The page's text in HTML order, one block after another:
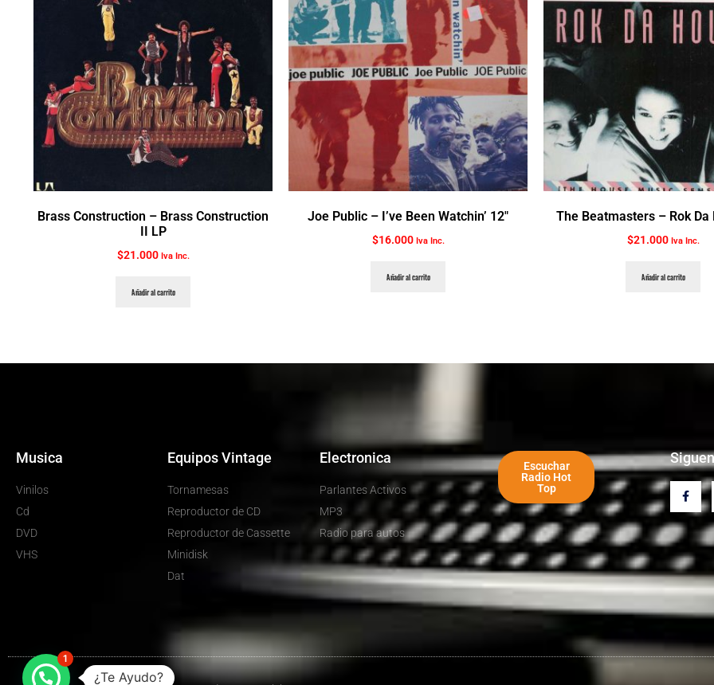
Brass Construction ‎– Brass Construction
II LP
$21.000 Iva Inc.
Añadir al carrito
Joe Public ‎– I’ve Been Watchin’ 12″
$16.000 Iva Inc.
Añadir al carrito
The Beatmasters ‎– Rok Da
$21.000 Iva Inc.
Añadir al carrito
Musica
Vinilos
Cd
DVD
VHS
Equipos Vintage
Tornamesas
Reproductor de CD
Reproductor de Cassette
Minidisk
Dat
Electronica
Parlantes Activos
MP3
Radio para autos
Escuchar
Radio Hot
Top
¿Te Ayudo?
1